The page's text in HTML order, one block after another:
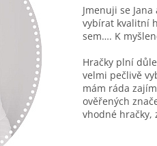
Jmenuji se
vybírat kvalitní
sem…. K
Hračky plní
velmi pečlivě
mám ráda
ověřených
vhodné hračky,